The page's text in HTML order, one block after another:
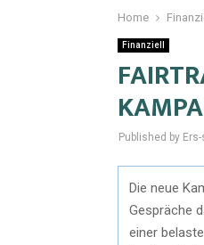
Home
Finanziell
Published by
Die neue
Gespräche
einer